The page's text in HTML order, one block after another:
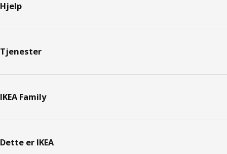
Hjelp
Tjenester
IKEA Family
Dette er IKEA